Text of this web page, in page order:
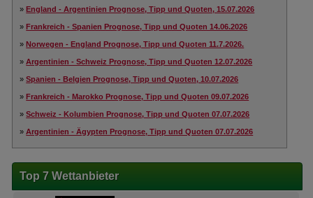
»England - Argentinien Prognose, Tipp und Quoten, 15.07.2026
»Frankreich - Spanien Prognose, Tipp und Quoten 14.06.2026
»Norwegen - England Prognose, Tipp und Quoten 11.7.2026.
»Argentinien - Schweiz Prognose, Tipp und Quoten 12.07.2026
»Spanien - Belgien Prognose, Tipp und Quoten, 10.07.2026
»Frankreich - Marokko Prognose, Tipp und Quoten 09.07.2026
»Schweiz - Kolumbien Prognose, Tipp und Quoten 07.07.2026
»Argentinien - Ägypten Prognose, Tipp und Quoten 07.07.2026
Top 7 Wettanbieter